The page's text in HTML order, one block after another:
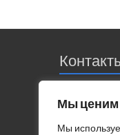
Мы ценим
Мы
Россия |